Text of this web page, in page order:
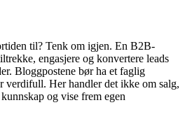
til? Tenk om igjen. En B2B-
engasjere og konvertere leads
Bloggpostene bør ha et faglig
verdifull. Her handler det ikke om salg,
og vise frem egen